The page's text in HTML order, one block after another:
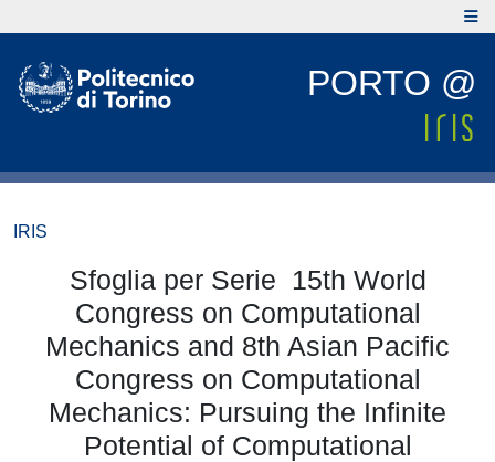
PORTO @
IRIS
Sfoglia per Serie 15th World
Congress on Computational
Mechanics and 8th Asian Pacific
Congress on Computational
Mechanics: Pursuing the Infinite
Potential of Computational